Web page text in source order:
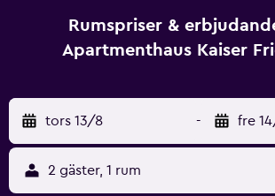
utflykter och sightseeing i Potsdam.
Rumspriser &
Apartmenthaus Kaiser
tors 13/8 - fre
2 gäster, 1 rum